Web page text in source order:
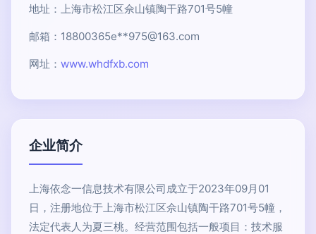
地址：上海市松江区佘山镇陶干路701号5幢
邮箱：18800365e**975@163.com
网址： www.whdfxb.com
企业简介
上海依念一信息技术有限公司成立于2023年09月01
日，注册地位于上海市松江区佘山镇陶干路701号5幢，
法定代表人为夏三桃。经营范围包括一般项目：技术服